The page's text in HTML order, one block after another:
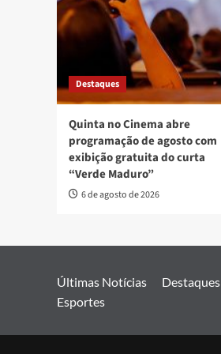
Destaques
Quinta no Cinema abre
programação de agosto com
exibição gratuita do curta
“Verde Maduro”
6 de agosto de 2026
Últimas Notícias Destaques
Esportes